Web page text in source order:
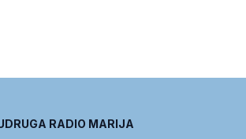
RADIO MARIJA